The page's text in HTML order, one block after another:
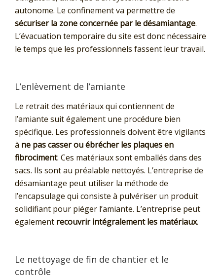
autonome. Le confinement va permettre de
sécuriser la zone concernée par le désamiantage.
L’évacuation temporaire du site est donc nécessaire
le temps que les professionnels fassent leur travail.
L’enlèvement de l’amiante
Le retrait des matériaux qui contiennent de
l’amiante suit également une procédure bien
spécifique. Les professionnels doivent être vigilants
à ne pas casser ou ébrécher les plaques en
fibrociment. Ces matériaux sont emballés dans des
sacs. Ils sont au préalable nettoyés. L’entreprise de
désamiantage peut utiliser la méthode de
l’encapsulage qui consiste à pulvériser un produit
solidifiant pour piéger l’amiante. L’entreprise peut
également recouvrir intégralement les matériaux.
Le nettoyage de fin de chantier et le
contrôle